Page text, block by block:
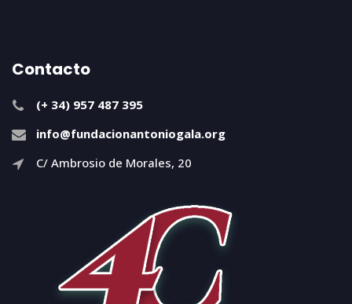
Contacto
(+ 34) 957 487 395
info@fundacionantoniogala.org
C/ Ambrosio de Morales, 20